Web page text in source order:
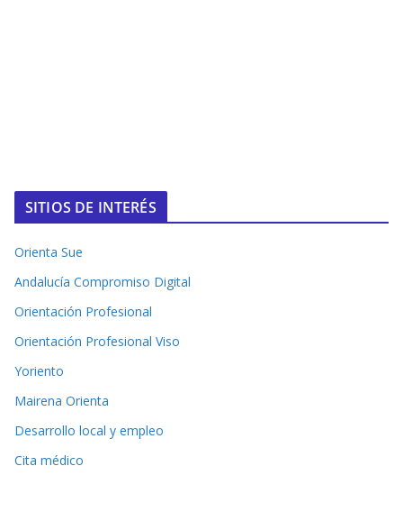
SITIOS DE INTERÉS
Orienta Sue
Andalucía Compromiso Digital
Orientación Profesional
Orientación Profesional Viso
Yoriento
Mairena Orienta
Desarrollo local y empleo
Cita médico